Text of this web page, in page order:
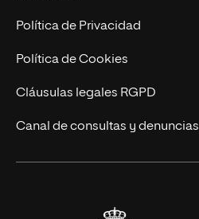
Postgrados
Cursos Universitarios
Trabaja en UNIR
Actualidad
UNIR Revista
Eventos
Política de Privacidad
Política de Cookies
Cláusulas legales RGPD
Canal de consultas y denuncias